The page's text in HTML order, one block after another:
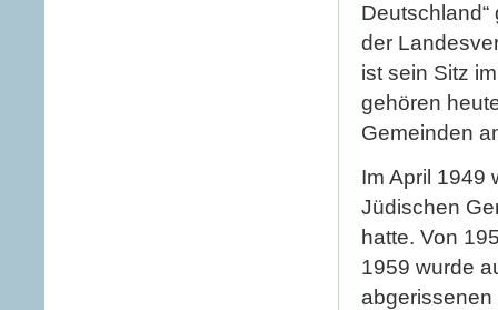
der
ist sein Sitz
gehören
Gemeinden
Im April 1949
Jüdischen
hatte. Von
1959 wurde
abgerissenen